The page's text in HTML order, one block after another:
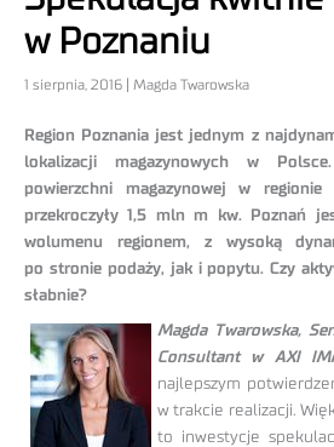
w Poznaniu
1 sierpnia, 2016 | Magda Twarowska
Region Poznania jest jednym z
lokalizacji magazynowych w
powierzchni magazynowej w
przekroczyły 1,5 mln m kw. Poznań
wolumenu regionem, z wysoką
po stronie podaży, jak i popytu. Czy
słabnie?
Magda Twarowska,
Consultant w AXI
najlepszym
w trakcie realizacji.
to inwestycje